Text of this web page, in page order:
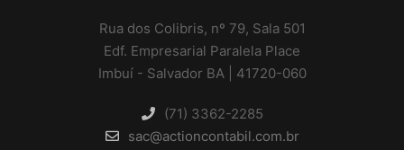
Rua dos Colibris, nº 79, Sala 501
Edf. Empresarial Paralela Place
Imbuí - Salvador BA | 41720-060
(71) 3362-2285
sac@actioncontabil.com.br